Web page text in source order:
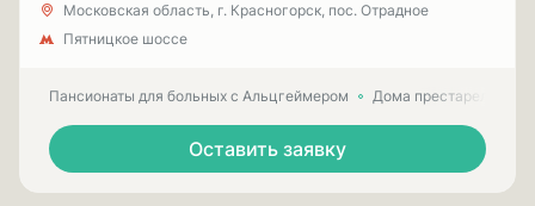
Московская область, г. Красногорск, пос. Отрадное
Пятницкое шоссе
Пансионаты для больных с Альцгеймером Дома престарелых
Оставить заявку